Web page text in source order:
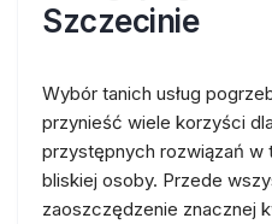
Szczecinie
Wybór tanich usług
przynieść wiele korzyści
przystępnych rozwiązań w
bliskiej osoby. Przede
zaoszczędzenie znacznej